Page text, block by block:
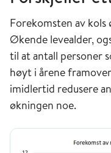
Forekomsten av kols
Økende levealder,
til at antall personer
høyt i årene
imidlertid redusere
økningen noe.